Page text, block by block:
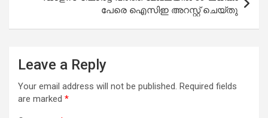
പേരെ ഐസിഇ അറസ്റ്റ് ചെയ്തു
Leave a Reply
Your email address will not be published. Required fields
are marked *